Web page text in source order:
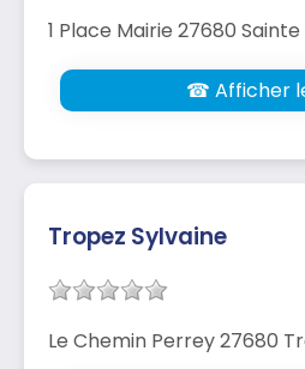
1 Place Mairie 27680
☎ Afficher
Tropez Sylvaine
Le Chemin Perrey 27680